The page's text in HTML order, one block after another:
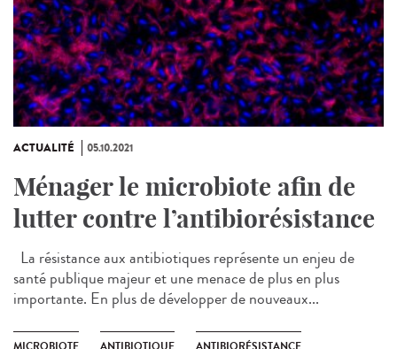
ACTUALITÉ 05.10.2021
Ménager le microbiote afin de
lutter contre l’antibiorésistance
La résistance aux antibiotiques représente un enjeu de
santé publique majeur et une menace de plus en plus
importante. En plus de développer de nouveaux...